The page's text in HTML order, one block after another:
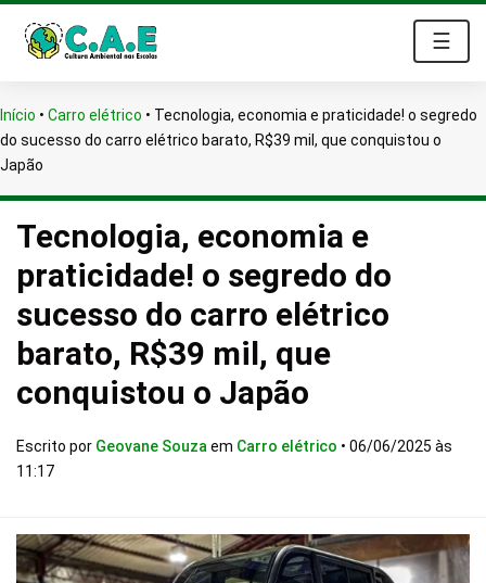
☰
Início • Carro elétrico • Tecnologia, economia e praticidade! o segredo
do sucesso do carro elétrico barato, R$39 mil, que conquistou o
Japão
Tecnologia, economia e
praticidade! o segredo do
sucesso do carro elétrico
barato, R$39 mil, que
conquistou o Japão
Escrito por Geovane Souza em Carro elétrico • 06/06/2025 às
11:17